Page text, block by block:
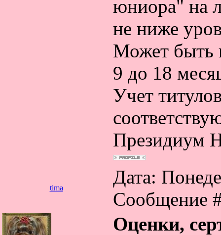
юниора" на
не ниже
Может быть
9 до 18
Учет
Президиум
tima
Дата:
Сообщение
Оценки,